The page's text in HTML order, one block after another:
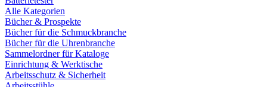
Alle Kategorien
Bücher & Prospekte
Bücher für die Schmuckbranche
Bücher für die Uhrenbranche
Sammelordner für Kataloge
Einrichtung & Werktische
Arbeitsschutz & Sicherheit